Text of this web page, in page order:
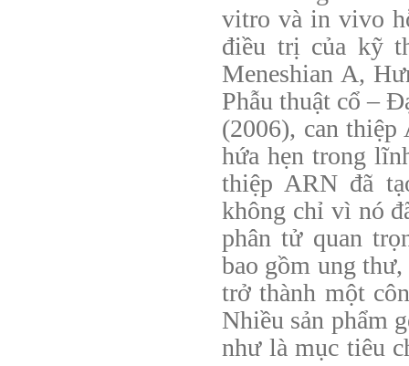
vitro và in vivo
điều trị của kỹ
Meneshian A,
Phẫu thuật cổ –
(2006), can
hứa hẹn trong
thiệp ARN đã
không chỉ vì nó
phân tử quan
bao gồm ung
trở thành một
Nhiều sản phẩm
như là mục tiêu